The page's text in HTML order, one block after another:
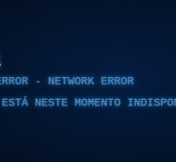
- NETWORK ERROR
NESTE MOMENTO